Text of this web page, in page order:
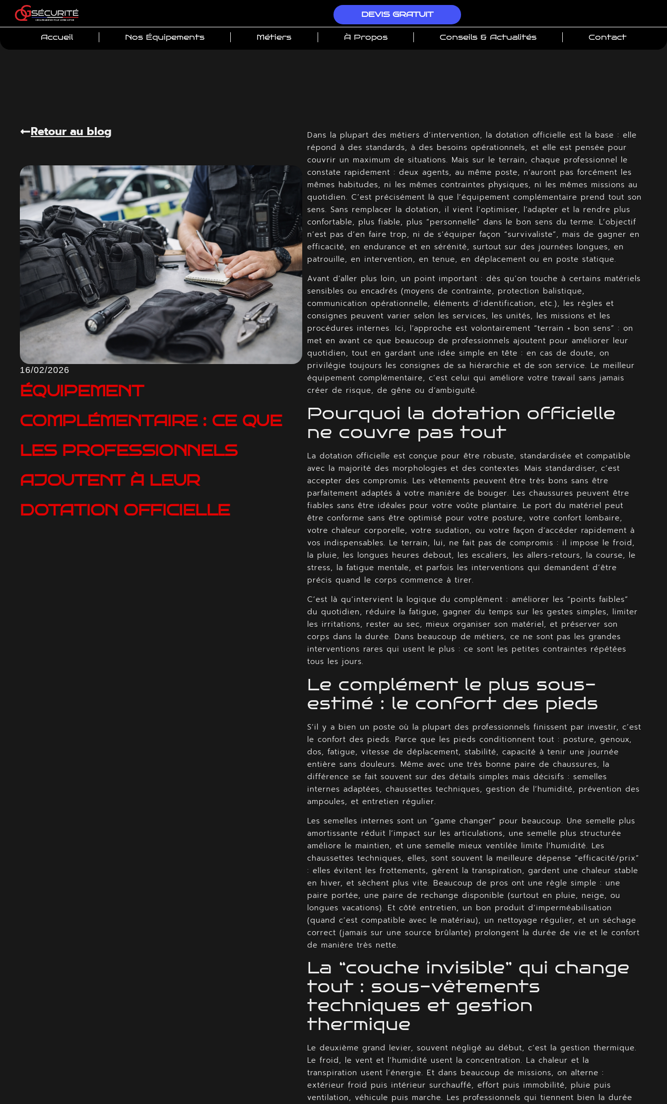
DEVIS GRATUIT
Accueil Nos Équipements Métiers À Propos Conseils & Actualités Contact
Retour au blog
16/02/2026
ÉQUIPEMENT
COMPLÉMENTAIRE : CE QUE
LES PROFESSIONNELS
AJOUTENT À LEUR
DOTATION OFFICIELLE
Dans la plupart des métiers d’intervention, la dotation officielle est la base : elle
répond à des standards, à des besoins opérationnels, et elle est pensée pour
couvrir un maximum de situations. Mais sur le terrain, chaque professionnel le
constate rapidement : deux agents, au même poste, n’auront pas forcément les
mêmes habitudes, ni les mêmes contraintes physiques, ni les mêmes missions au
quotidien. C’est précisément là que l’équipement complémentaire prend tout son
sens. Sans remplacer la dotation, il vient l’optimiser, l’adapter et la rendre plus
confortable, plus fiable, plus “personnelle” dans le bon sens du terme. L’objectif
n’est pas d’en faire trop, ni de s’équiper façon “survivaliste”, mais de gagner en
efficacité, en endurance et en sérénité, surtout sur des journées longues, en
patrouille, en intervention, en tenue, en déplacement ou en poste statique.
Avant d’aller plus loin, un point important : dès qu’on touche à certains matériels
sensibles ou encadrés (moyens de contrainte, protection balistique,
communication opérationnelle, éléments d’identification, etc.), les règles et
consignes peuvent varier selon les services, les unités, les missions et les
procédures internes. Ici, l’approche est volontairement “terrain + bon sens” : on
met en avant ce que beaucoup de professionnels ajoutent pour améliorer leur
quotidien, tout en gardant une idée simple en tête : en cas de doute, on
privilégie toujours les consignes de sa hiérarchie et de son service. Le meilleur
équipement complémentaire, c’est celui qui améliore votre travail sans jamais
créer de risque, de gêne ou d’ambiguïté.
Pourquoi la dotation officielle
ne couvre pas tout
La dotation officielle est conçue pour être robuste, standardisée et compatible
avec la majorité des morphologies et des contextes. Mais standardiser, c’est
accepter des compromis. Les vêtements peuvent être très bons sans être
parfaitement adaptés à votre manière de bouger. Les chaussures peuvent être
fiables sans être idéales pour votre voûte plantaire. Le port du matériel peut
être conforme sans être optimisé pour votre posture, votre confort lombaire,
votre chaleur corporelle, votre sudation, ou votre façon d’accéder rapidement à
vos indispensables. Le terrain, lui, ne fait pas de compromis : il impose le froid,
la pluie, les longues heures debout, les escaliers, les allers-retours, la course, le
stress, la fatigue mentale, et parfois les interventions qui demandent d’être
précis quand le corps commence à tirer.
C’est là qu’intervient la logique du complément : améliorer les “points faibles”
du quotidien, réduire la fatigue, gagner du temps sur les gestes simples, limiter
les irritations, rester au sec, mieux organiser son matériel, et préserver son
corps dans la durée. Dans beaucoup de métiers, ce ne sont pas les grandes
interventions rares qui usent le plus : ce sont les petites contraintes répétées
tous les jours.
Le complément le plus sous-
estimé : le confort des pieds
S’il y a bien un poste où la plupart des professionnels finissent par investir, c’est
le confort des pieds. Parce que les pieds conditionnent tout : posture, genoux,
dos, fatigue, vitesse de déplacement, stabilité, capacité à tenir une journée
entière sans douleurs. Même avec une très bonne paire de chaussures, la
différence se fait souvent sur des détails simples mais décisifs : semelles
internes adaptées, chaussettes techniques, gestion de l’humidité, prévention des
ampoules, et entretien régulier.
Les semelles internes sont un “game changer” pour beaucoup. Une semelle plus
amortissante réduit l’impact sur les articulations, une semelle plus structurée
améliore le maintien, et une semelle mieux ventilée limite l’humidité. Les
chaussettes techniques, elles, sont souvent la meilleure dépense “efficacité/prix”
: elles évitent les frottements, gèrent la transpiration, gardent une chaleur stable
en hiver, et sèchent plus vite. Beaucoup de pros ont une règle simple : une
paire portée, une paire de rechange disponible (surtout en pluie, neige, ou
longues vacations). Et côté entretien, un bon produit d’imperméabilisation
(quand c’est compatible avec le matériau), un nettoyage régulier, et un séchage
correct (jamais sur une source brûlante) prolongent la durée de vie et le confort
de manière très nette.
La “couche invisible” qui change
tout : sous-vêtements
techniques et gestion
thermique
Le deuxième grand levier, souvent négligé au début, c’est la gestion thermique.
Le froid, le vent et l’humidité usent la concentration. La chaleur et la
transpiration usent l’énergie. Et dans beaucoup de missions, on alterne :
extérieur froid puis intérieur surchauffé, effort puis immobilité, pluie puis
ventilation, véhicule puis marche. Les professionnels qui tiennent bien la durée